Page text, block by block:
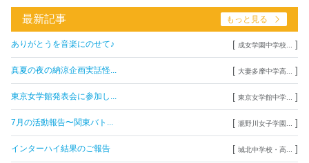
最新記事 もっと見る
ありがとうを音楽にのせて♪ [ 成女学園中学校... ]
真夏の夜の納涼企画実話怪... [ 大妻多摩中学高... ]
東京女学館発表会に参加し... [ 東京女学館中学... ]
7月の活動報告〜関東バト... [ 瀧野川女子学園... ]
インターハイ結果のご報告 [ 城北中学校・高... ]